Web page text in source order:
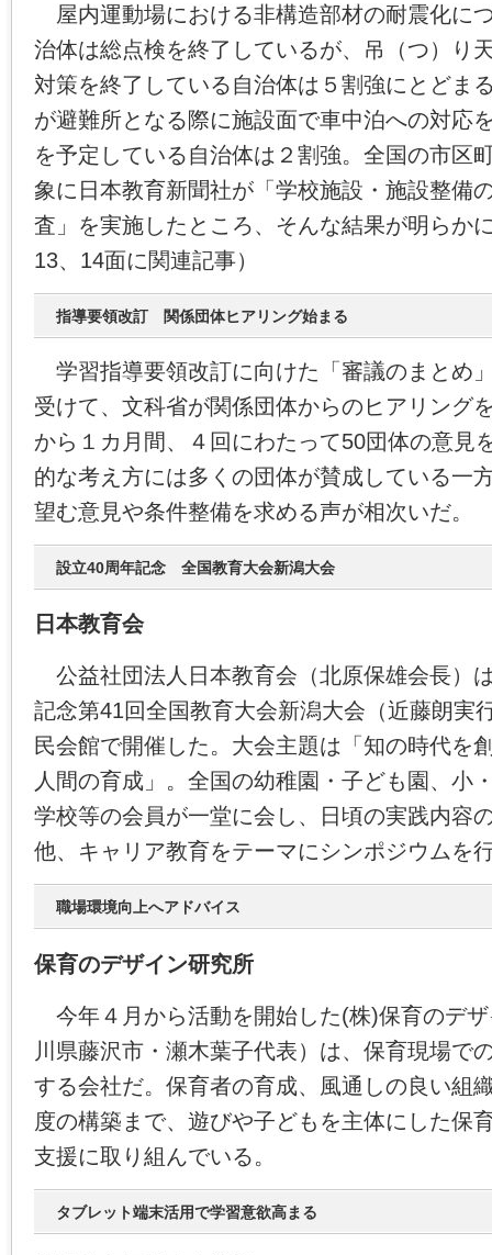
屋内運動場における非構造部材の耐震化に
治体は総点検を終了しているが、吊（つ）り
対策を終了している自治体は５割強にとどま
が避難所となる際に施設面で車中泊への対応
を予定している自治体は２割強。全国の市区
象に日本教育新聞社が「学校施設・施設整備
査」を実施したところ、そんな結果が明らか
13、14面に関連記事）
指導要領改訂 関係団体ヒアリング始まる
学習指導要領改訂に向けた「審議のまとめ
受けて、文科省が関係団体からのヒアリング
から１カ月間、４回にわたって50団体の意見
的な考え方には多くの団体が賛成している一
望む意見や条件整備を求める声が相次いだ。
設立40周年記念 全国教育大会新潟大会
日本教育会
公益社団法人日本教育会（北原保雄会長）
記念第41回全国教育大会新潟大会（近藤朗実
民会館で開催した。大会主題は「知の時代を
人間の育成」。全国の幼稚園・子ども園、小
学校等の会員が一堂に会し、日頃の実践内容
他、キャリア教育をテーマにシンポジウムを
職場環境向上へアドバイス
保育のデザイン研究所
今年４月から活動を開始した(株)保育のデ
川県藤沢市・瀬木葉子代表）は、保育現場で
する会社だ。保育者の育成、風通しの良い組
度の構築まで、遊びや子どもを主体にした保
支援に取り組んでいる。
タブレット端末活用で学習意欲高まる